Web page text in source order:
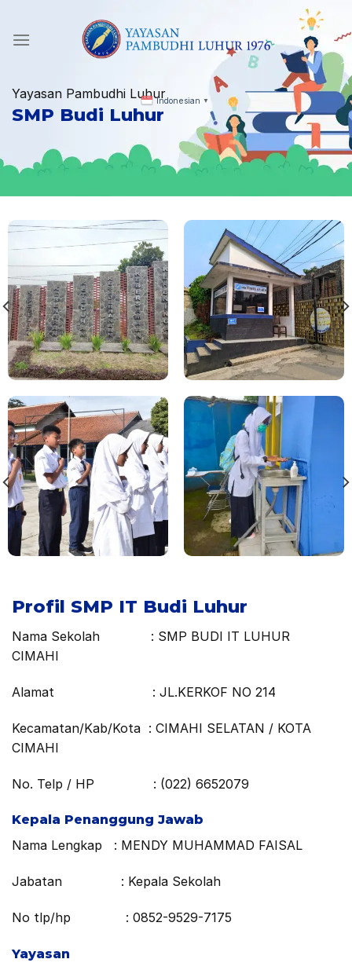
content
Indonesian ▼
Yayasan Pambudhi Luhur
SMP Budi Luhur
Profil SMP IT Budi Luhur
Nama Sekolah : SMP BUDI IT LUHUR
CIMAHI
Alamat : JL.KERKOF NO 214
Kecamatan/Kab/Kota : CIMAHI SELATAN / KOTA
CIMAHI
No. Telp / HP : (022) 6652079
Kepala Penanggung Jawab
Nama Lengkap : MENDY MUHAMMAD FAISAL
Jabatan : Kepala Sekolah
No tlp/hp : 0852-9529-7175
Yayasan